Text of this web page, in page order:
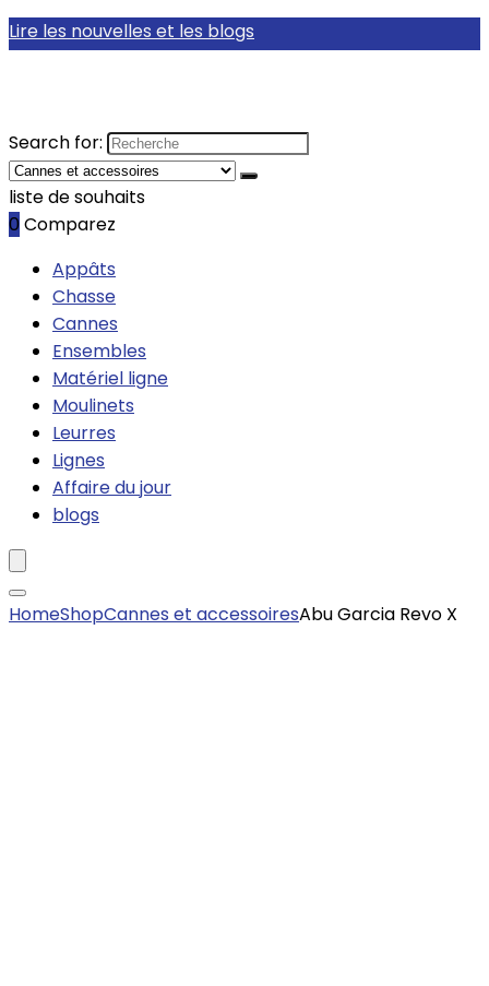
Lire les nouvelles et les blogs
Search for:
liste de souhaits
0 Comparez
Appâts
Chasse
Cannes
Ensembles
Matériel ligne
Moulinets
Leurres
Lignes
Affaire du jour
blogs
HomeShopCannes et accessoiresAbu Garcia Revo X